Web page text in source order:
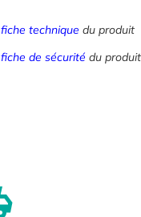
fiche technique du produit
fiche de sécurité du produit